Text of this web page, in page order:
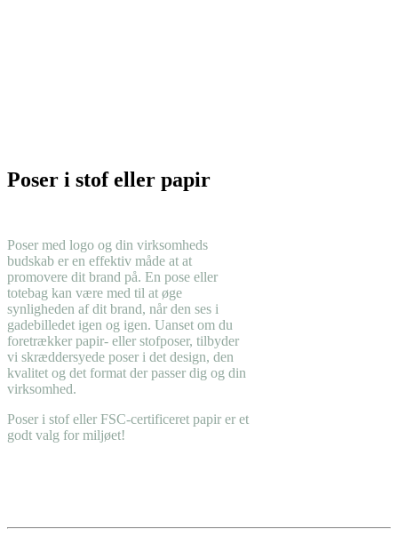
Poser i stof eller papir
Poser med logo og din virksomheds
budskab er en effektiv måde at at
promovere dit brand på. En pose eller
totebag kan være med til at øge
synligheden af dit brand, når den ses i
gadebilledet igen og igen. Uanset om du
foretrækker papir- eller stofposer, tilbyder
vi skræddersyede poser i det design, den
kvalitet og det format der passer dig og din
virksomhed.
Poser i stof eller FSC-certificeret papir er et
godt valg for miljøet!